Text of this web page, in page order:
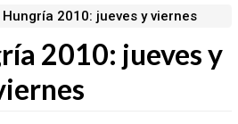
Hungría 2010: jueves y viernes
2010: jueves y